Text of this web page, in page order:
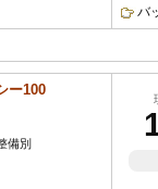
バ
ー100
備別